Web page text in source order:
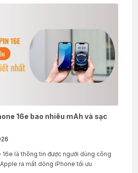
16e bao nhiêu mAh và sạc
16e là thông tin được người dùng công
ra mắt dòng iPhone tối ưu